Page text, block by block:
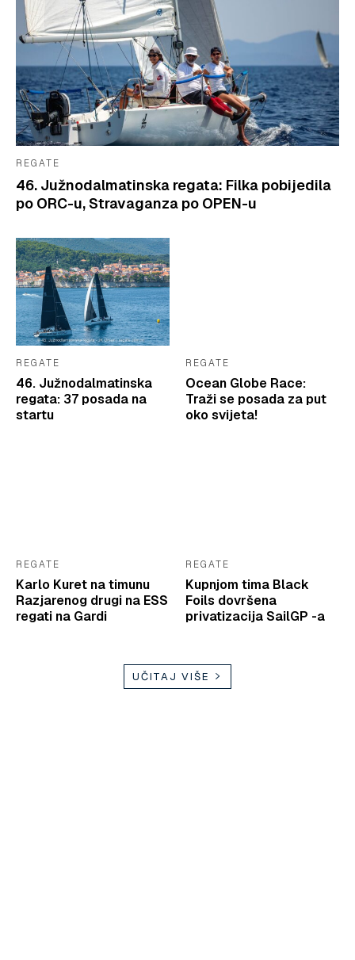
REGATE
46. Južnodalmatinska regata: Filka pobijedila
po ORC-u, Stravaganza po OPEN-u
REGATE
46. Južnodalmatinska
regata: 37 posada na
startu
REGATE
Ocean Globe Race:
Traži se posada za put
oko svijeta!
REGATE
Karlo Kuret na timunu
Razjarenog drugi na ESS
regati na Gardi
REGATE
Kupnjom tima Black
Foils dovršena
privatizacija SailGP -a
UČITAJ VIŠE